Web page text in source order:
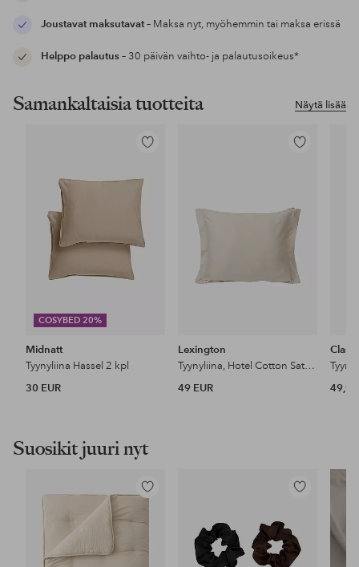
Joustavat maksutavat– Maksa nyt, myöhemmin tai maksa erissä
Helppo palautus– 30 päivän vaihto- ja palautusoikeus*
Näytä lisää
Samankaltaisia tuotteita
COSYBED 20%
Lisää
Midnatt
Tyynyliina Hassel 2 kpl
30 EUR
Lisää
Lexington
Tyynyliina, Hotel Cotton Sateen
49 EUR
49,99
Suosikit juuri nyt
Lisää
Lisää